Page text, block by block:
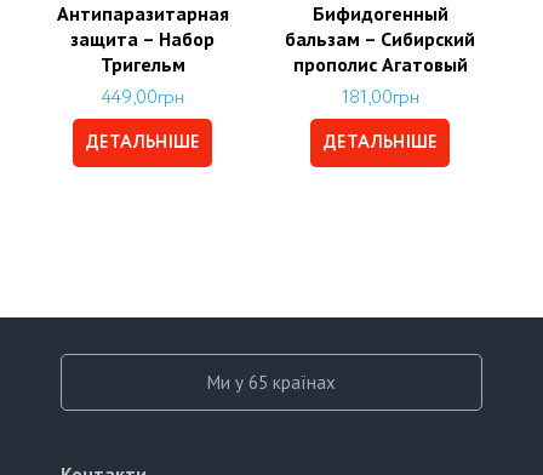
Антипаразитарная
защита – Набор
Тригельм
449,00грн
ДЕТАЛЬНІШЕ
Бифидогенный
бальзам – Сибирский
прополис Агатовый
181,00грн
ДЕТАЛЬНІШЕ
Ми у 65 країнах